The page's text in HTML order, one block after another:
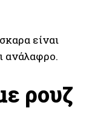
είναι
ανάλαφρο.
ρουζ